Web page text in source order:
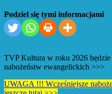
Podziel się tymi informacjami
TVP Kultura w roku 2026
nabożeństw ewangelickich >>>
UWAGA !!! Wcześniejsze